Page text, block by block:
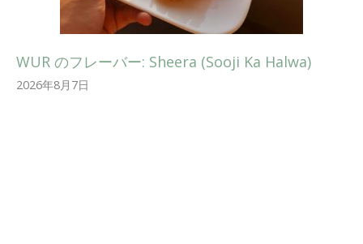
WUR のフレーバー: Sheera (Sooji Ka Halwa)
2026年8月7日